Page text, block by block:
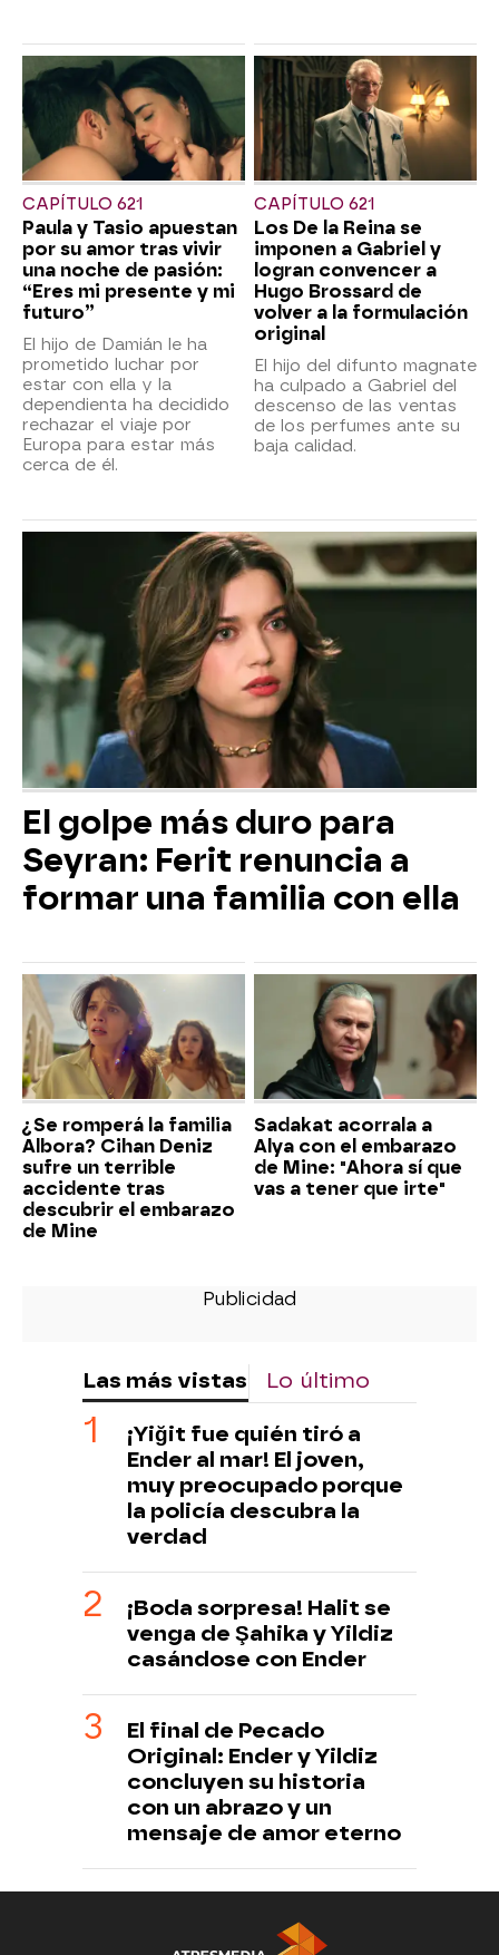
CAPÍTULO 621
Paula y Tasio apuestan
por su amor tras vivir
una noche de pasión:
“Eres mi presente y mi
futuro”
El hijo de Damián le ha
prometido luchar por
estar con ella y la
dependienta ha decidido
rechazar el viaje por
Europa para estar más
cerca de él.
CAPÍTULO 621
Los De la Reina se
imponen a Gabriel y
logran convencer a
Hugo Brossard de
volver a la formulación
original
El hijo del difunto magnate
ha culpado a Gabriel del
descenso de las ventas
de los perfumes ante su
baja calidad.
El golpe más duro para
Seyran: Ferit renuncia a
formar una familia con ella
¿Se romperá la familia
Albora? Cihan Deniz
sufre un terrible
accidente tras
descubrir el embarazo
de Mine
Sadakat acorrala a
Alya con el embarazo
de Mine: "Ahora sí que
vas a tener que irte"
Las más vistas Lo último
¡Yiğit fue quién tiró a
Ender al mar! El joven,
muy preocupado porque
la policía descubra la
verdad
¡Boda sorpresa! Halit se
venga de Şahika y Yildiz
casándose con Ender
El final de Pecado
Original: Ender y Yildiz
concluyen su historia
con un abrazo y un
mensaje de amor eterno